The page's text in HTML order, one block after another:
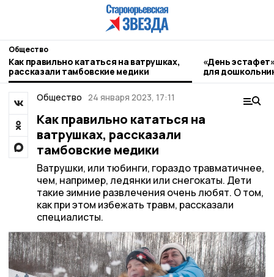
Общество
Как правильно кататься на ватрушках,
рассказали тамбовские медики
«День
для
Общество 24 января 2023, 17:11
Как правильно кататься на
ватрушках, рассказали
тамбовские медики
Ватрушки, или тюбинги, гораздо травматичнее,
чем, например, ледянки или снегокаты. Дети
такие зимние развлечения очень любят. О том,
как при этом избежать травм, рассказали
специалисты.